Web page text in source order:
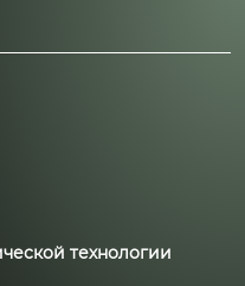
технологии